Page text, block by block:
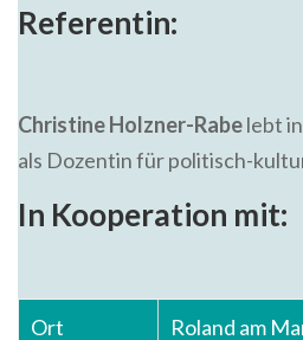
Referentin:
Christine Holzner-Rabelebt
als Dozentin für politisch-
In Kooperation mit:
Ort
Roland am